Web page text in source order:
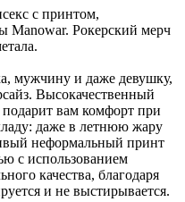
с принтом,
Рокерский мерч
мужчину и даже девушку,
Высокачественный
вам комфорт при
даже в летнюю жару
неформальный принт
с использованием
качества, благодаря
и не выстирывается.